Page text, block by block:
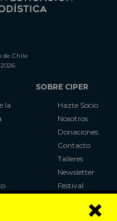
×
de Chile
la
SOBRE CIPER
Hazte Socio
Nosotros
Donaciones
Contacto
Talleres
Newsletter
Festival